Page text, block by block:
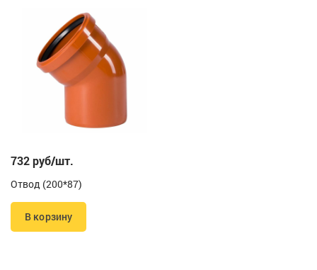
732 руб/шт.
Отвод (200*87)
В корзину